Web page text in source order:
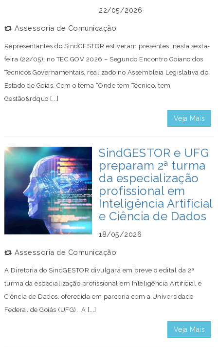
22/05/2026
Assessoria de Comunicação
Representantes do SindGESTOR estiveram presentes, nesta sexta-
feira (22/05), no TEC.GOV 2026 – Segundo Encontro Goiano dos
Técnicos Governamentais, realizado no Assembleia Legislativa do
Estado de Goiás. Com o tema “Onde tem Técnico, tem
Gestão&rdquo [...]
Veja Mais
SindGESTOR e UFG
preparam 2ª turma
da especialização
profissional em
Inteligência Artificial
e Ciência de Dados
18/05/2026
Assessoria de Comunicação
A Diretoria do SindGESTOR divulgará em breve o edital da 2ª
turma da especialização profissional em Inteligência Artificial e
Ciência de Dados, oferecida em parceria com a Universidade
Federal de Goiás (UFG). A [...]
Veja Mais